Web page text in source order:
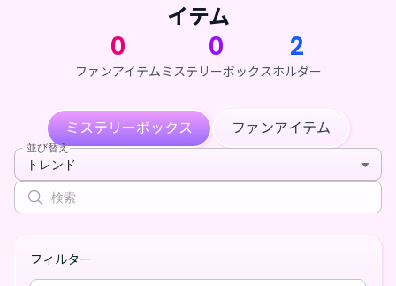
イテム
0
ファンアイテム
0
ミステリーボックス
2
ホルダー
ミステリーボックス ファンアイテム
並び替え
トレンド
フィルター